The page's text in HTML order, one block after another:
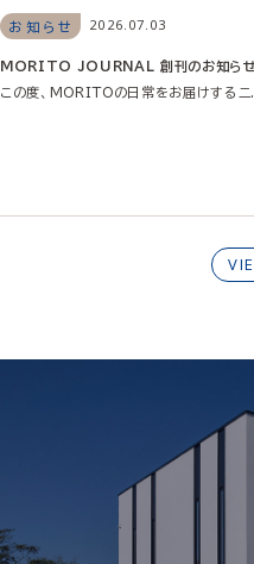
お知らせ 2026.07.03
MORITO JOURNAL 創刊のお知ら
この度、MORITOの日常をお届けするニ